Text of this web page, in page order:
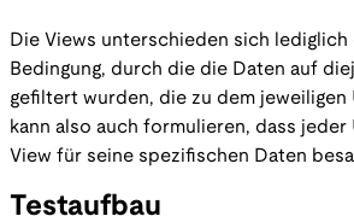
Die Views unterschieden sich lediglich
Bedingung, durch die die Daten auf
gefiltert wurden, die zu dem jeweiligen
kann also auch formulieren, dass jeder
View für seine spezifischen Daten
Testaufbau